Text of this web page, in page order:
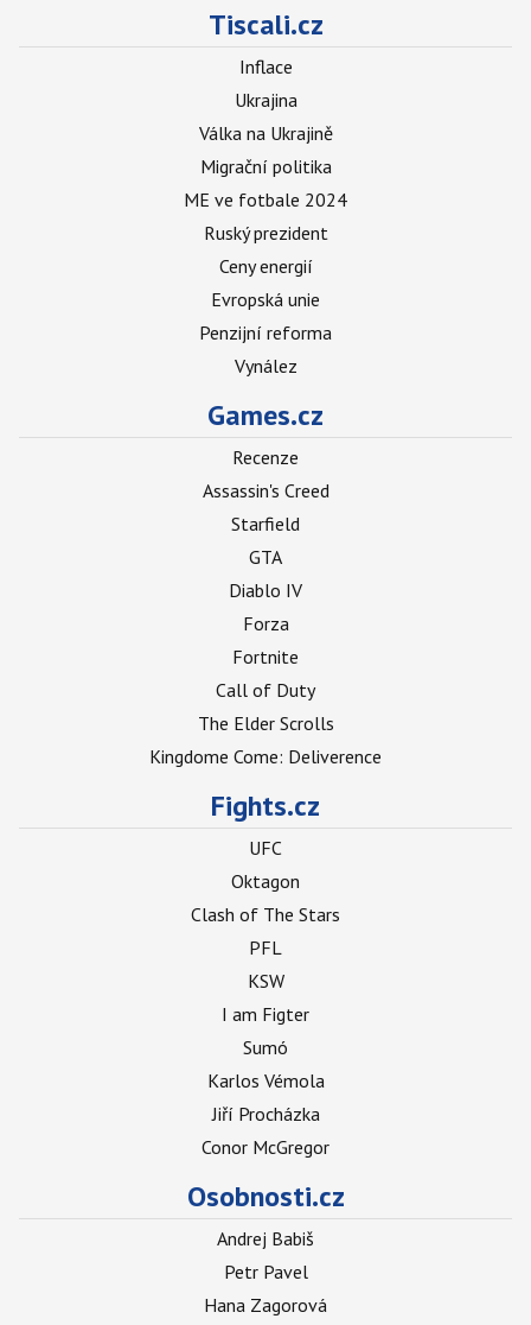
Tiscali.cz
Inflace
Ukrajina
Válka na Ukrajině
Migrační politika
ME ve fotbale 2024
Ruský prezident
Ceny energií
Evropská unie
Penzijní reforma
Vynález
Games.cz
Recenze
Assassin's Creed
Starfield
GTA
Diablo IV
Forza
Fortnite
Call of Duty
The Elder Scrolls
Kingdome Come: Deliverence
Fights.cz
UFC
Oktagon
Clash of The Stars
PFL
KSW
I am Figter
Sumó
Karlos Vémola
Jiří Procházka
Conor McGregor
Osobnosti.cz
Andrej Babiš
Petr Pavel
Hana Zagorová